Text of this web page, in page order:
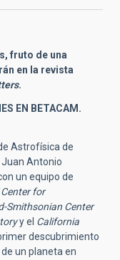
fruto de una
en la revista
.
EN BETACAM.
Astrofísica de
Juan Antonio
un equipo de
for
Smithsonian Center
y el California
descubrimiento
un planeta en